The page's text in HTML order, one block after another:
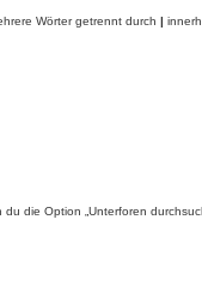
Wörter getrennt durch |
die Option „Unterforen